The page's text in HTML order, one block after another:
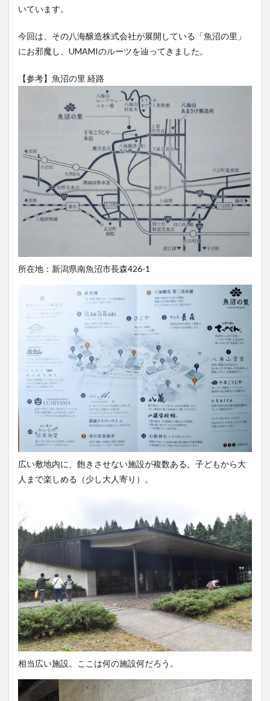
いています。
今回は、その八海醸造株式会社が展開している「魚沼の里」
にお邪魔し、UMAMIのルーツを辿ってきました。
【参考】魚沼の里 経路
所在地：新潟県南魚沼市長森426-1
広い敷地内に、飽きさせない施設が複数ある。子どもから大
人まで楽しめる（少し大人寄り）。
相当広い施設。ここは何の施設何だろう。
SPICE DRINK SYRUP クラフトコーラ
TOKYOクラフトコーラ
UMAMI COLA
YASOコーラ
アサヒ
アサヒ飲料
ノンアル
F&F クラフトコーラ
31アイスクリーム
8cco
BOTANICAL CRAFT COLA
CALEB's KOLA
CHIOICE COLA
CHOICE COLA ORIGINAL CRAFT
citycamp
Coke_ON_Passシリーズ
coland
FANTA
NARA COLA
FUIGO herocola
jiu
KAMECOLA
karmanncoffee
Meimetsu
MOTO COLA
MotoCola
muennnosuke
スーパー
ジャンクフード
ジンジャーエール
スーパーコーラ
コカコーラ博物館
スパイス
スパイスカレー
スパワールド
ととのふコーラ
ともコーラ
ドリンク
ドリンクレビュー
なごみの湯
ご当地
コーラを楽しむ
イセカルダモンコーラ
カフェイン
いってみた
イベント
インタビュー
ウィルキンソン
エピス
お肉 カカオニブ
カカオ生コーラ
カップヌードル
カルディドライクラフトコーラ
キハダコーラ
ぎふコーラ
キャンペーン
グリーンコーラ
コーラ
検索